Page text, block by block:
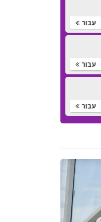
עבור
עבור
עבור